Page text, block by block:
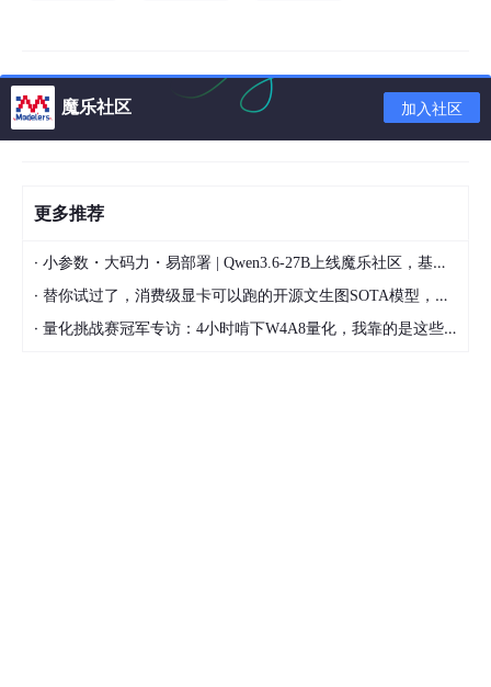
魔乐社区 加入社区
更多推荐
· 小参数・大码力・易部署 | Qwen3.6-27B上线魔乐社区，基于昇腾的部署教程来了
· 替你试过了，消费级显卡可以跑的开源文生图SOTA模型，顶级渲染、高密度文本绘图
· 量化挑战赛冠军专访：4小时啃下W4A8量化，我靠的是这些经验